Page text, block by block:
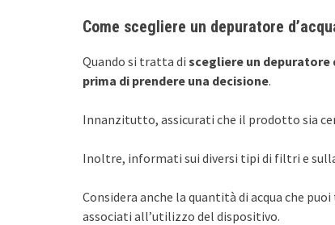
Come scegliere un depuratore
Quando si tratta di scegliere un
prima di prendere una decisione.
Innanzitutto, assicurati che il prodotto sia
Inoltre, informati sui diversi tipi di filtri e
Considera anche la quantità di acqua che
associati all’utilizzo del dispositivo.